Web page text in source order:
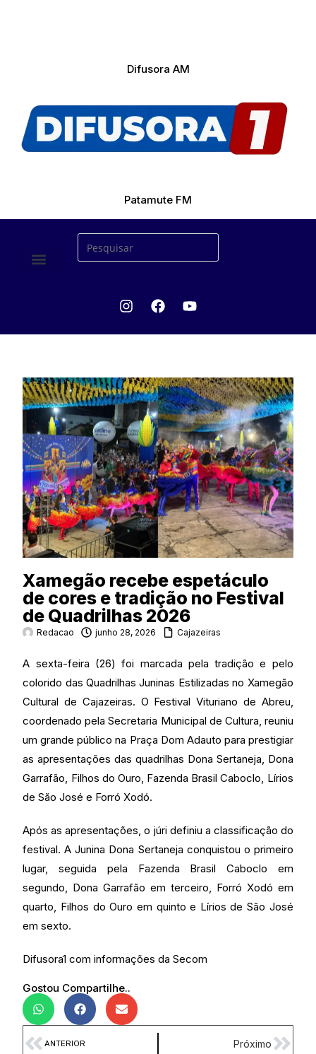
Difusora AM
Patamute FM
Xamegão recebe espetáculo
de cores e tradição no Festival
de Quadrilhas 2026
Redacao junho 28, 2026 Cajazeiras
A sexta-feira (26) foi marcada pela tradição e pelo
colorido das Quadrilhas Juninas Estilizadas no Xamegão
Cultural de Cajazeiras. O Festival Vituriano de Abreu,
coordenado pela Secretaria Municipal de Cultura, reuniu
um grande público na Praça Dom Adauto para prestigiar
as apresentações das quadrilhas Dona Sertaneja, Dona
Garrafão, Filhos do Ouro, Fazenda Brasil Caboclo, Lírios
de São José e Forró Xodó.
Após as apresentações, o júri definiu a classificação do
festival. A Junina Dona Sertaneja conquistou o primeiro
lugar, seguida pela Fazenda Brasil Caboclo em
segundo, Dona Garrafão em terceiro, Forró Xodó em
quarto, Filhos do Ouro em quinto e Lírios de São José
em sexto.
Difusora1 com informações da Secom
Gostou Compartilhe..
ANTERIOR Próximo